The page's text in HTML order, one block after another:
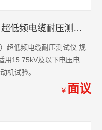
50KV/1.1μF（智能/全自动）超低频电缆耐压测试仪 价格
超低频电缆耐压测试仪 规
用15.75kV及以下电压电
机试验。
￥ 面议